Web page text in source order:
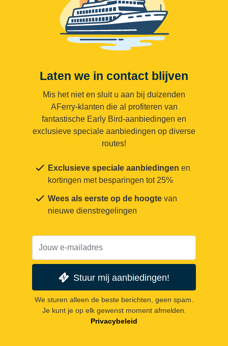
Laten we in contact blijven
Mis het niet en sluit u aan bij duizenden
AFerry-klanten die al profiteren van
fantastische Early Bird-aanbiedingen en
exclusieve speciale aanbiedingen op diverse
routes!
Exclusieve speciale aanbiedingen en
kortingen met besparingen tot 25%
Wees als eerste op de hoogte van
nieuwe dienstregelingen
Stuur mij aanbiedingen!
We sturen alleen de beste berichten, geen spam.
Je kunt je op elk gewenst moment afmelden.
Privacybeleid